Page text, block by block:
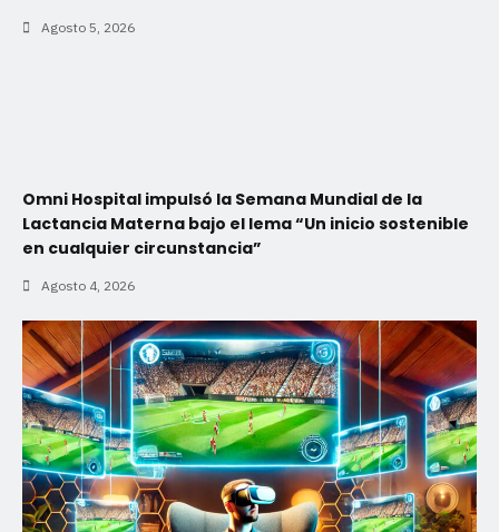
Agosto 5, 2026
Omni Hospital impulsó la Semana Mundial de la
Lactancia Materna bajo el lema “Un inicio sostenible
en cualquier circunstancia”
Agosto 4, 2026